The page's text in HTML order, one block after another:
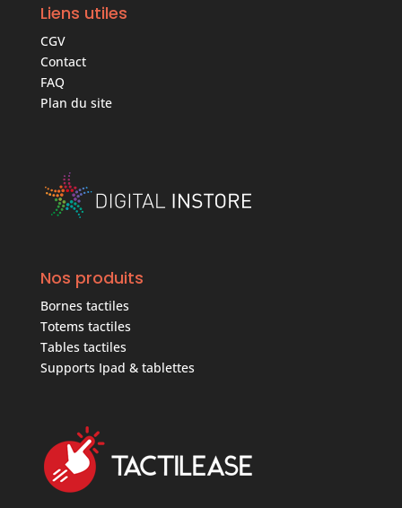
Liens utiles
CGV
Contact
FAQ
Plan du site
Nos produits
Bornes tactiles
Totems tactiles
Tables tactiles
Supports Ipad & tablettes